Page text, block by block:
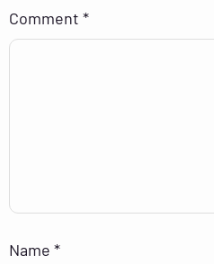
Comment *
Name *